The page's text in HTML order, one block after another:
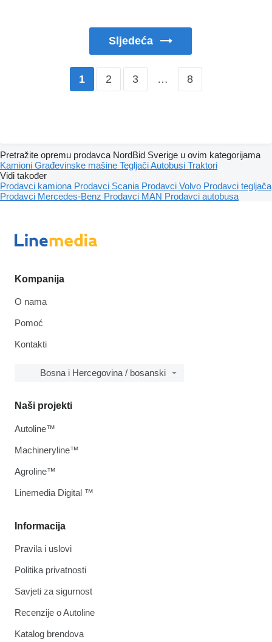
Sljedeća
1 2 3 … 8
Pretražite opremu prodavca NordBid Sverige u ovim kategorijama
Kamioni Građevinske mašine TegljačiAutobusi Traktori
Vidi također
Prodavci kamiona Prodavci Scania Prodavci Volvo Prodavci tegljača
Prodavci Mercedes-Benz Prodavci MAN Prodavci autobusa
Kompanija
O nama
Pomoć
Kontakti
Bosna i Hercegovina / bosanski
Informacija
Pravila i uslovi
Politika privatnosti
Savjeti za sigurnost
Recenzije o Autoline
Katalog brendova
Naši projekti
Autoline™
Machineryline™
Agroline™
Linemedia Digital ™